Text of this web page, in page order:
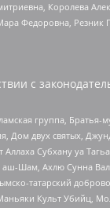
Королева
Федоровна, Резник
с
группа, Братья-
Дом двух святых,
Субхану уа
аш-Шам, Ахлю Сунна
татарский
Культ Убийц,